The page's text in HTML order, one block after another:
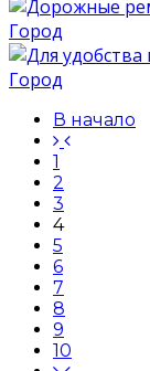
Город
Город
В начало
1
2
3
4
5
6
7
8
9
10